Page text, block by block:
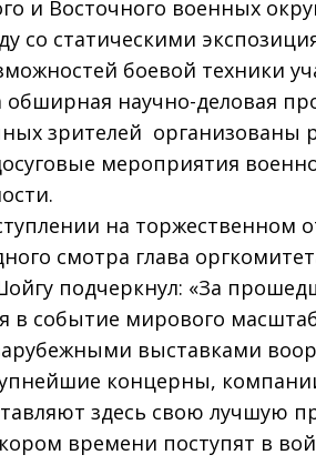
и Восточного военных
со статическими
боевой техники
обширная научно­-деловая
зрителей ­ организованы
мероприятия
на торжественном
смотра глава
подчеркнул: «За
в событие мирового
выставками
концерны,
здесь свою лучшую
времени поступят в